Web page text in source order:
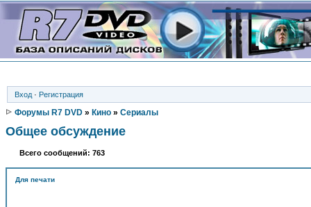
Вход · Регистрация
Форумы R7 DVD » Кино » Сериалы
Общее обсуждение
Всего сообщений: 763
Для печати